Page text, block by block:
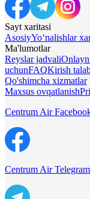
Sayt xaritasi
AsosiyYo‘nalishlar
Ma'lumotlar
Reyslar jadvali
uchunFAQKirish
Qo'shimcha xizmatlar
Maxsus ovqatlanish
Centrum Air
Centrum Air Telegram